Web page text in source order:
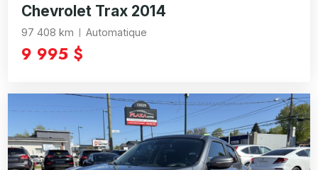
Chevrolet Trax 2014
97 408 km Automatique
9 995 $